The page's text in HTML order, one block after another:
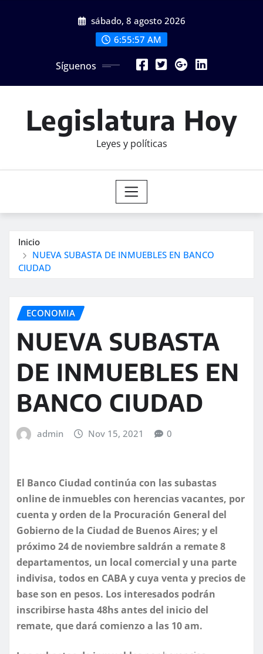
sábado, 8 agosto 2026
6:55:58 AM
Síguenos
Legislatura Hoy
Leyes y políticas
Inicio
NUEVA SUBASTA DE INMUEBLES EN BANCO
CIUDAD
ECONOMIA
NUEVA SUBASTA
DE INMUEBLES EN
BANCO CIUDAD
admin Nov 15, 2021 0
El Banco Ciudad continúa con las subastas
online de inmuebles con herencias vacantes, por
cuenta y orden de la Procuración General del
Gobierno de la Ciudad de Buenos Aires; y el
próximo 24 de noviembre saldrán a remate 8
departamentos, un local comercial y una parte
indivisa, todos en CABA y cuya venta y precios de
base son en pesos. Los interesados podrán
inscribirse hasta 48hs antes del inicio del
remate, que dará comienzo a las 10 am.